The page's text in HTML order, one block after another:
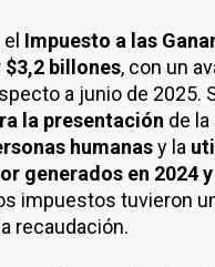
Impuesto a las
$3,2 billones, con un
a junio de 2025.
la presentación de la
humanasy la
generados en 2024
impuestos tuvieron
recaudación.